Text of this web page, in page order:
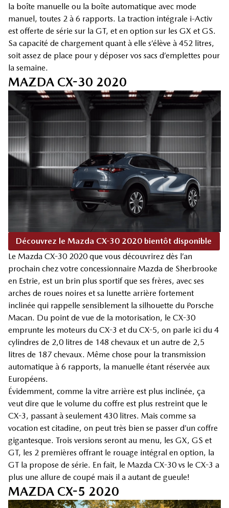
la boîte manuelle ou la boîte automatique avec mode
manuel, toutes 2 à 6 rapports. La traction intégrale i-Activ
est offerte de série sur la GT, et en option sur les GX et GS.
Sa capacité de chargement quant à elle s’élève à 452 litres,
soit assez de place pour y déposer vos sacs d’emplettes pour
la semaine.
MAZDA CX-30 2020
Découvrez le Mazda CX-30 2020 bientôt disponible
Le Mazda CX-30 2020 que vous découvrirez dès l’an
prochain chez votre concessionnaire Mazda de Sherbrooke
en Estrie, est un brin plus sportif que ses frères, avec ses
arches de roues noires et sa lunette arrière fortement
inclinée qui rappelle sensiblement la silhouette du Porsche
Macan. Du point de vue de la motorisation, le CX-30
emprunte les moteurs du CX-3 et du CX-5, on parle ici du 4
cylindres de 2,0 litres de 148 chevaux et un autre de 2,5
litres de 187 chevaux. Même chose pour la transmission
automatique à 6 rapports, la manuelle étant réservée aux
Européens.
Évidemment, comme la vitre arrière est plus inclinée, ça
veut dire que le volume du coffre est plus restreint que le
CX-3, passant à seulement 430 litres. Mais comme sa
vocation est citadine, on peut très bien se passer d’un coffre
gigantesque. Trois versions seront au menu, les GX, GS et
GT, les 2 premières offrant le rouage intégral en option, la
GT la propose de série. En fait, le Mazda CX-30 vs le CX-3 a
plus une allure de coupé mais il a autant de gueule!
MAZDA CX-5 2020